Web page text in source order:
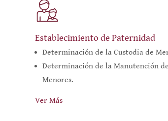
Establecimiento de Paternidad
Determinación de la Custodia de
Determinación de la Manutención de
Menores.
Ver Más